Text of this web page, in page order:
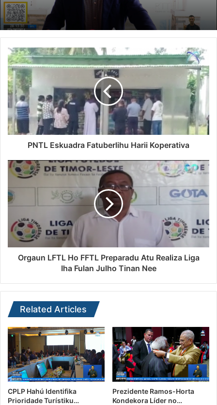
PNTL Eskuadra Fatuberlihu Harii Koperativa
Orgaun LFTL Ho FFTL Preparadu Atu Realiza Liga
Iha Fulan Julho Tinan Nee
Related Articles
CPLP Hahú Identifika
Prioridade Turístiku…
Prezidente Ramos-Horta
Kondekora Líder no…